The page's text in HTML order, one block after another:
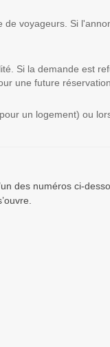
voyageurs. Si
Si la demande est
une future
un logement) ou
des numéros ci-